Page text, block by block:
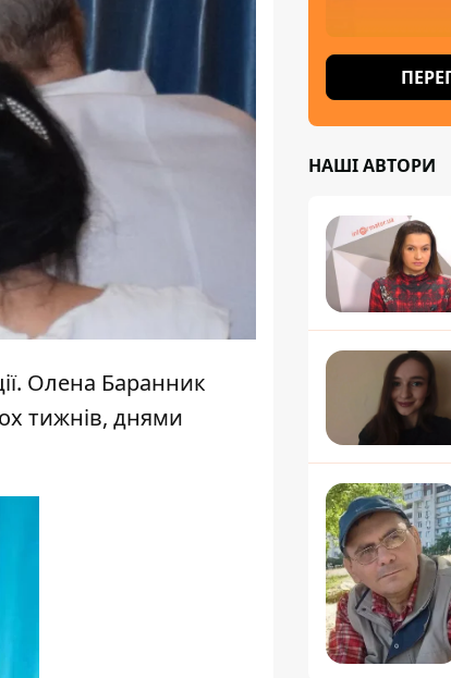
Олена Баранник
тижнів, днями
НАШІ АВТОРИ